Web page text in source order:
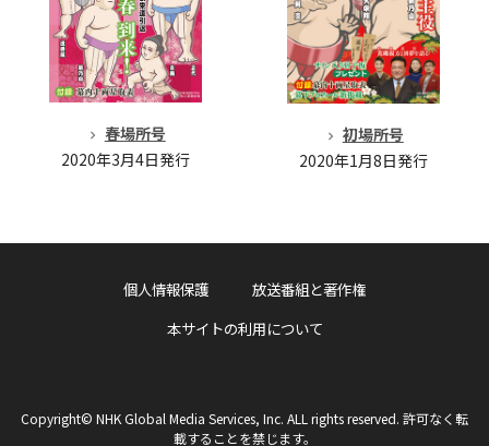
春場所号
2020年3月4日発行
初場所号
2020年1月8日発行
個人情報保護
放送番組と著作権
本サイトの利用について
Copyright© NHK Global Media Services, Inc. ALL rights reserved. 許可なく転
載することを禁じます。